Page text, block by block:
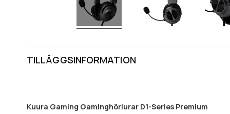
TILLÄGGSINFORMATION
Kuura Gaming Gaminghörlurar D1-Series Premium